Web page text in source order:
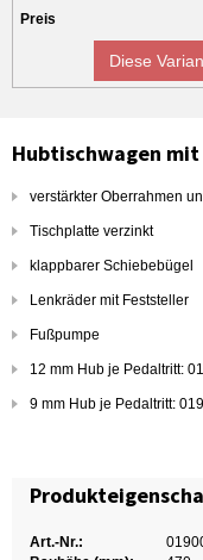
Diese
Hubtischwagen
verstärkter Oberrahmen
Tischplatte verzinkt
klappbarer Schiebebügel
Lenkräder mit Feststeller
Fußpumpe
12 mm Hub je Pedaltritt:
9 mm Hub je Pedaltritt:
Art.-Nr.: